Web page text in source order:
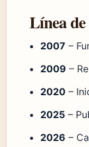
Línea
2007 –
2009 –
2020 –
2025 –
2026 –